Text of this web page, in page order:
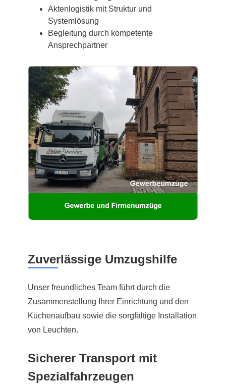
Aktenlogistik mit Struktur und
Systemlösung
Begleitung durch kompetente
Ansprechpartner
Zuverlässige Umzugshilfe
Unser freundliches Team führt durch die
Zusammenstellung Ihrer Einrichtung und den
Küchenaufbau sowie die sorgfältige Installation
von Leuchten.
Sicherer Transport mit
Spezialfahrzeugen